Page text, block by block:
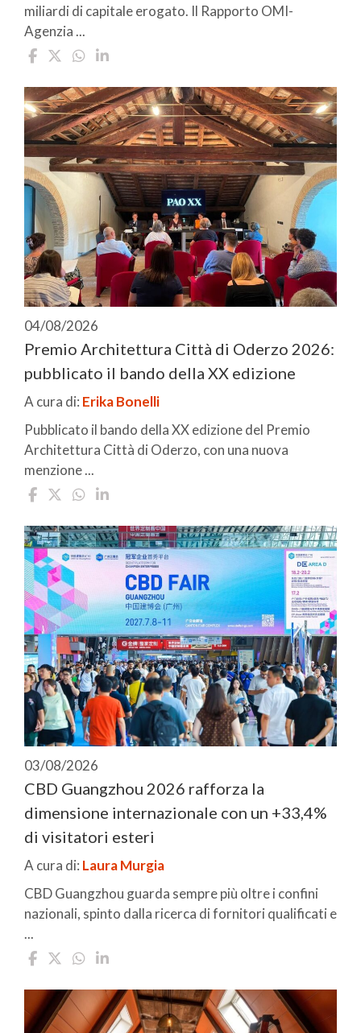
miliardi di capitale erogato. Il Rapporto OMI-
Agenzia ...
04/08/2026
Premio Architettura Città di Oderzo 2026:
pubblicato il bando della XX edizione
A cura di: Erika Bonelli
Pubblicato il bando della XX edizione del Premio
Architettura Città di Oderzo, con una nuova
menzione ...
03/08/2026
CBD Guangzhou 2026 rafforza la
dimensione internazionale con un +33,4%
di visitatori esteri
A cura di: Laura Murgia
CBD Guangzhou guarda sempre più oltre i confini
nazionali, spinto dalla ricerca di fornitori qualificati e
...